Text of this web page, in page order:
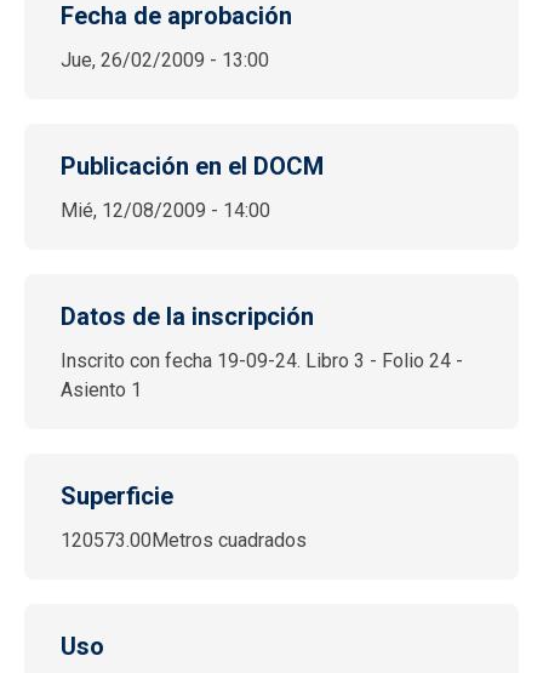
Fecha de aprobación
Jue, 26/02/2009 - 13:00
Publicación en el DOCM
Mié, 12/08/2009 - 14:00
Datos de la inscripción
Inscrito con fecha 19-09-24. Libro 3 - Folio 24 -
Asiento 1
Superficie
120573.00Metros cuadrados
Uso